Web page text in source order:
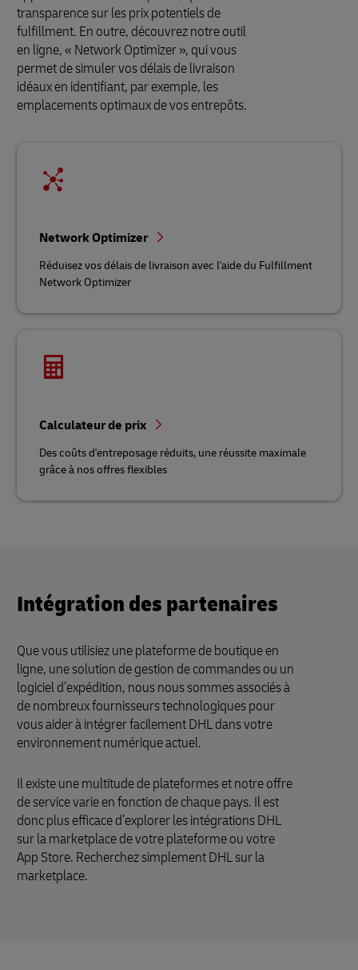
transparence sur les prix potentiels de
fulfillment. En outre, découvrez notre outil
en ligne, « Network Optimizer », qui vous
permet de simuler vos délais de livraison
idéaux en identifiant, par exemple, les
emplacements optimaux de vos entrepôts.
Network Optimizer
Réduisez vos délais de livraison avec l'aide du Fulfillment
Network Optimizer
Calculateur de prix
Des coûts d'entreposage réduits, une réussite maximale
grâce à nos offres flexibles
Intégration des partenaires
Que vous utilisiez une plateforme de boutique en
ligne, une solution de gestion de commandes ou un
logiciel d’expédition, nous nous sommes associés à
de nombreux fournisseurs technologiques pour
vous aider à intégrer facilement DHL dans votre
environnement numérique actuel.
Il existe une multitude de plateformes et notre offre
de service varie en fonction de chaque pays. Il est
donc plus efficace d’explorer les intégrations DHL
sur la marketplace de votre plateforme ou votre
App Store. Recherchez simplement DHL sur la
marketplace.